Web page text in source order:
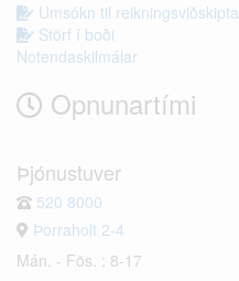
Umsókn til reikningsviðskipta
Störf í boði
Notendaskilmálar
Opnunartími
Þjónustuver
520 8000
Þorraholt 2-4
Mán. - Fös. : 8-17